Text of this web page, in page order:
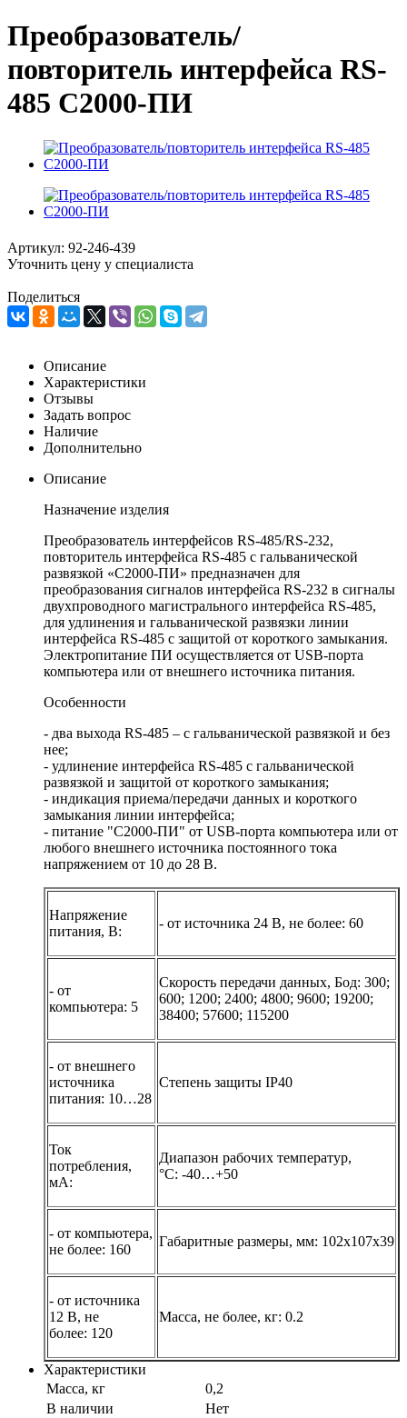
Преобразователь/
повторитель интерфейса RS-
485 C2000-ПИ
Артикул: 92-246-439
Уточнить цену у специалиста
Поделиться
Описание
Характеристики
Отзывы
Задать вопрос
Наличие
Дополнительно
Описание
Назначение изделия
Преобразователь интерфейсов RS-485/RS-232,
повторитель интерфейса RS-485 с гальванической
развязкой «С2000-ПИ» предназначен для
преобразования сигналов интерфейса RS-232 в сигналы
двухпроводного магистрального интерфейса RS-485,
для удлинения и гальванической развязки линии
интерфейса RS-485 с защитой от короткого замыкания.
Электропитание ПИ осуществляется от USB-порта
компьютера или от внешнего источника питания.
Особенности
- два выхода RS-485 – с гальванической развязкой и без
нее;
- удлинение интерфейса RS-485 c гальванической
развязкой и защитой от короткого замыкания;
- индикация приема/передачи данных и короткого
замыкания линии интерфейса;
- питание "С2000-ПИ" от USB-порта компьютера или от
любого внешнего источника постоянного тока
напряжением от 10 до 28 В.
Напряжение
питания, B:
- от источника 24 В, не более: 60
- от
компьютера: 5
Скорость передачи данных, Бод: 300;
600; 1200; 2400; 4800; 9600; 19200;
38400; 57600; 115200
- от внешнего
источника
питания: 10…28
Степень защиты IP40
Ток
потребления,
мА:
Диапазон рабочих температур,
°С: -40…+50
- от компьютера,
не более: 160
Габаритные размеры, мм: 102х107х39
- от источника
12 В, не
более: 120
Масса, не более, кг: 0.2
Характеристики
Масса, кг
0,2
В наличии
Нет